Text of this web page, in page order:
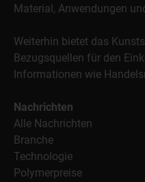
Material, Anwendungen
Weiterhin bietet das
Bezugsquellen für den
Informationen wie
Nachrichten
Alle Nachrichten
Branche
Technologie
Polymerpreise